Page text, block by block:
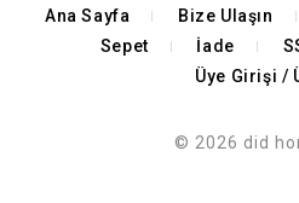
Ana Sayfa Bize Ulaşın
Sepet
İade
Üye Girişi /
© 2026 did